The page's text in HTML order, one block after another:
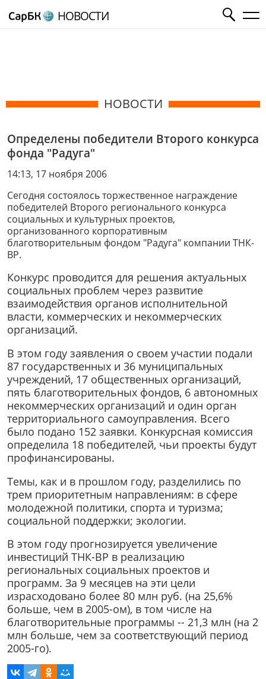
НОВОСТИ
НОВОСТИ
Определены победители Второго конкурса
фонда "Радуга"
14:13, 17 ноября 2006
Сегодня состоялось торжественное награждение
победителей Второго регионального конкурса
социальных и культурных проектов,
организованного корпоративным
благотворительным фондом "Радуга" компании ТНК-
ВР.
Конкурс проводится для решения актуальных
социальных проблем через развитие
взаимодействия органов исполнительной
власти, коммерческих и некоммерческих
организаций.
В этом году заявления о своем участии подали
87 государственных и 36 муниципальных
учреждений, 17 общественных организаций,
пять благотворительных фондов, 6 автономных
некоммерческих организаций и один орган
территориального самоуправления. Всего
было подано 152 заявки. Конкурсная комиссия
определила 18 победителей, чьи проекты будут
профинансированы.
Темы, как и в прошлом году, разделились по
трем приоритетным направлениям: в сфере
молодежной политики, спорта и туризма;
социальной поддержки; экологии.
В этом году прогнозируется увеличение
инвестиций ТНК-ВР в реализацию
региональных социальных проектов и
программ. За 9 месяцев на эти цели
израсходовано более 80 млн руб. (на 25,6%
больше, чем в 2005-ом), в том числе на
благотворительные программы -- 21,3 млн (на 2
млн больше, чем за соответствующий период
2005-го).